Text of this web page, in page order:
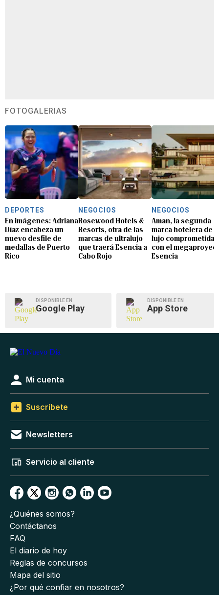
FOTOGALERÍAS
DEPORTES
En imágenes: Adriana
Díaz encabeza un
nuevo desfile de
medallas de Puerto
Rico
NEGOCIOS
Rosewood Hotels &
Resorts, otra de las
marcas de ultralujo
que traerá Esencia a
Cabo Rojo
NEGOCIOS
Aman, la segunda
marca hotelera de
lujo comprometida
con el
Esencia
DISPONIBLE EN
Google Play
DISPONIBLE EN
App Store
Mi cuenta
Suscríbete
Newsletters
Servicio al cliente
¿Quiénes somos?
Contáctanos
FAQ
El diario de hoy
Reglas de concursos
Mapa del sitio
¿Por qué confiar en nosotros?